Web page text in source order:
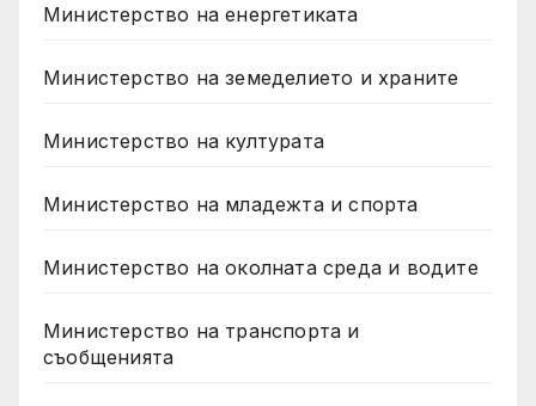
Министерство на енергетиката
Министерство на земеделието и храните
Министерство на културата
Министерство на младежта и спорта
Министерство на околната среда и водите
Министерство на транспорта и
съобщенията